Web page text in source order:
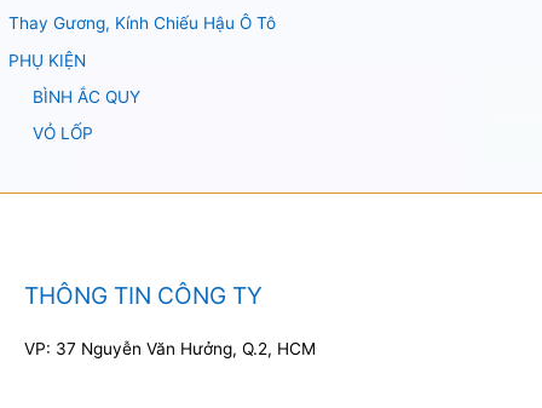
Thay Gương, Kính Chiếu Hậu Ô Tô
PHỤ KIỆN
BÌNH ẮC QUY
VỎ LỐP
THÔNG TIN CÔNG TY
VP: 37 Nguyễn Văn Hưởng, Q.2, HCM